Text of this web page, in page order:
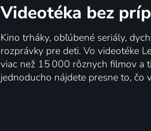
Videotéka bez
Kino trháky, obľúbené seriály,
rozprávky pre deti. Vo videotéke
viac než 15 000 rôznych filmov a
jednoducho nájdete presne to, čo